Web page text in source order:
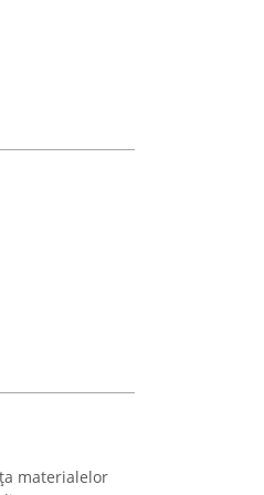
materialelor